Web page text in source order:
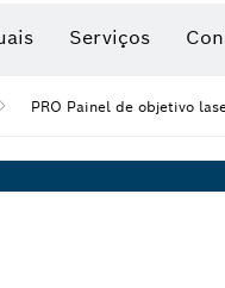
Serviços
PRO Painel de objetivo